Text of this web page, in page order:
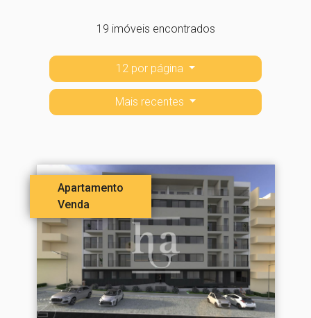
19 imóveis encontrados
12 por página
Mais recentes
Apartamento
Venda